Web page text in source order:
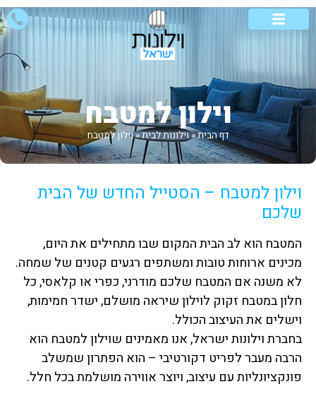
וילון למטבח
דף הבית»וילונות לבית»וילון למטבח
וילון למטבח – הסטייל החדש של הבית
שלכם
המטבח הוא לב הבית המקום שבו מתחילים את היום,
מכינים ארוחות טובות ומשתפים רגעים קטנים של שמחה.
לא משנה אם המטבח שלכם מודרני, כפרי או קלאסי, כל
חלון במטבח זקוק לוילון שיראה מושלם, ישדר חמימות,
וישלים את העיצוב הכולל.
בחברת וילונות ישראל, אנו מאמינים שוילון למטבח הוא
הרבה מעבר לפריט דקורטיבי – הוא הפתרון שמשלב
פונקציונליות עם עיצוב, ויוצר אווירה מושלמת בכל חלל.